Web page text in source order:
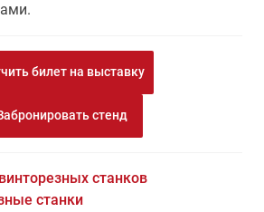
билет на выставку
стенд
станков
станки